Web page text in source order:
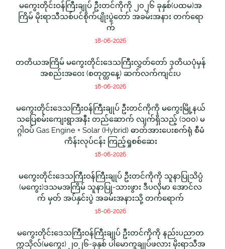
မကွေးတိုင်းဝန်ကြီးချုပ် ဦးတင်ကိုကို ၂၀၂၆ ခုနှစ်(ပထမ)အ
ကြိမ် မိုးရာသီသစ်ပင်စိုက်ပျိုးပွဲတော် အခမ်းအနား တက်ရော
က်
18-06-2026
တတိယအကြိမ် မကွေးတိုင်းဒေသကြီးလွှတ်တော် ဒုတိယပုံမှန်
အစည်းအဝေး (စတုတ္ထနေ့) ဆက်လက်ကျင်းပ
18-06-2026
မကွေးတိုင်းဒေသကြီးဝန်ကြီးချုပ် ဦးတင်ကိုကို မကွေးမြို့နယ်
သပြေစမ်းကျေးရွာအနီး တည်ဆောက် လျက်ရှိသည့် (၁၀၀) မ
ဂ္ဂါဝပ် Gas Engine + Solar (Hybrid) ဓာတ်အားပေးစက်ရုံ စီမံ
ကိန်းလုပ်ငန်း ကြည့်ရှုစစ်ဆေး
18-06-2026
မကွေးတိုင်းဒေသကြီးဝန်ကြီးချုပ် ဦးတင်ကိုကို သူနာပြုသိပ္ပံ
(မကွေး)ဒသမအကြိမ် သူနာပြု-သားဖွား ဒီပလိုမာ အောင်လ
က် မှတ် အပ်နှင်းပွဲ အခမ်းအနားသို့ တက်ရောက်
18-06-2026
မကွေးတိုင်းဒေသကြီးဝန်ကြီးချုပ် ဦးတင်ကိုကို နည်းပညာတ
က္ကသိုလ်(မကွေး) ၂၀၂၆-ခုနှစ် ပါမောက္ခချုပ်ဖလား မိုးရာသီအ